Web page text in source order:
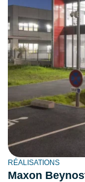
RÉALISATIONS
Maxon